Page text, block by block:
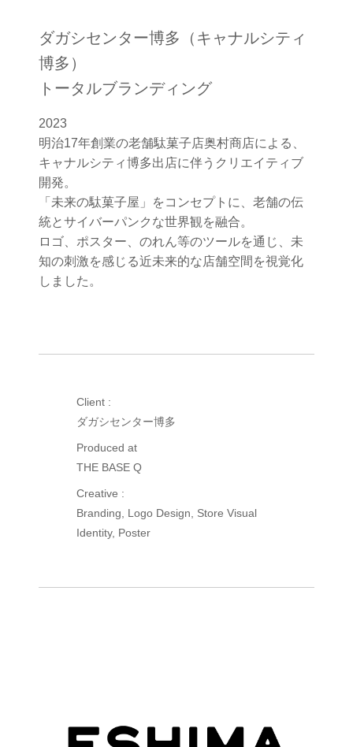
ダガシセンター博多（キャナルシティ
博多）
トータルブランディング
2023
明治17年創業の老舗駄菓子店奥村商店による、
キャナルシティ博多出店に伴うクリエイティブ
開発。
「未来の駄菓子屋」をコンセプトに、老舗の伝
統とサイバーパンクな世界観を融合。
ロゴ、ポスター、のれん等のツールを通じ、未
知の刺激を感じる近未来的な店舗空間を視覚化
しました。
Client :
ダガシセンター博多
Produced at
THE BASE Q
Creative :
Branding, Logo Design, Store Visual
Identity, Poster